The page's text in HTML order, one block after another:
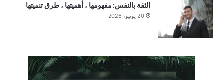
الثقة بالنفس: مفهومها ، أهميتها ، طرق تنميتها
20 يونيو، 2026